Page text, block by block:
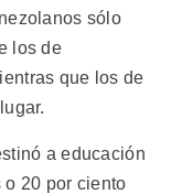
sólo
los de
que los de
a educación
20 por ciento